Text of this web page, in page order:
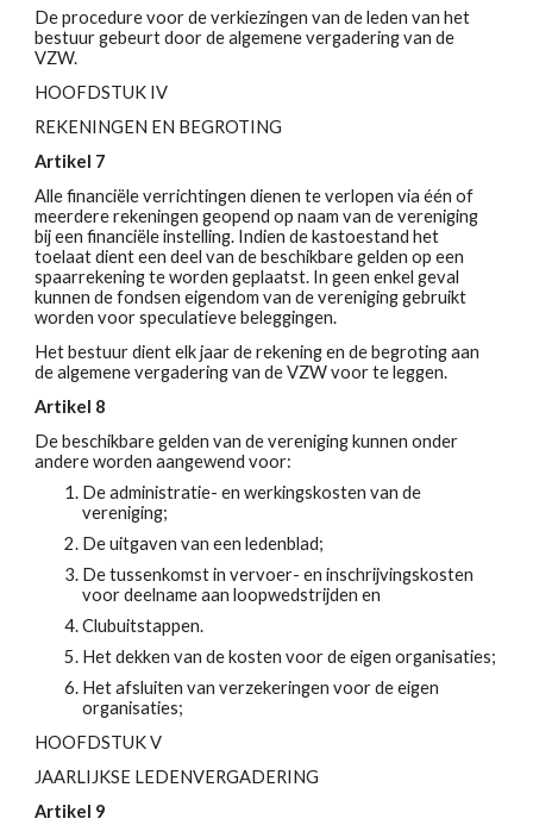
De procedure voor de verkiezingen van de leden van het
bestuur gebeurt door de algemene vergadering van de
VZW.
HOOFDSTUK IV
REKENINGEN EN BEGROTING
Artikel 7
Alle financiële verrichtingen dienen te verlopen via één of
meerdere rekeningen geopend op naam van de vereniging
bij een financiële instelling. Indien de kastoestand het
toelaat dient een deel van de beschikbare gelden op een
spaarrekening te worden geplaatst. In geen enkel geval
kunnen de fondsen eigendom van de vereniging gebruikt
worden voor speculatieve beleggingen.
Het bestuur dient elk jaar de rekening en de begroting aan
de algemene vergadering van de VZW voor te leggen.
Artikel 8
De beschikbare gelden van de vereniging kunnen onder
andere worden aangewend voor:
De administratie- en werkingskosten van de
vereniging;
De uitgaven van een ledenblad;
De tussenkomst in vervoer- en inschrijvingskosten
voor deelname aan loopwedstrijden en
Clubuitstappen.
Het dekken van de kosten voor de eigen organisaties;
Het afsluiten van verzekeringen voor de eigen
organisaties;
HOOFDSTUK V
JAARLIJKSE LEDENVERGADERING
Artikel 9